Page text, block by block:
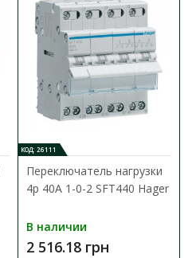
КОД: 26111
Переключатель нагрузки
4p 40А 1-0-2 SFT440 Hager
В наличии
2 516.18 грн